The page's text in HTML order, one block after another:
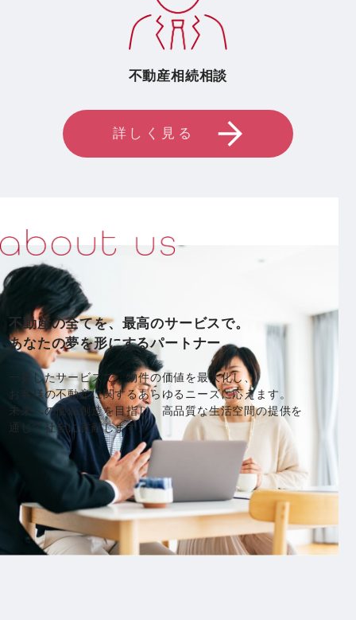
不動産相続相談
詳しく見る
不動産の全てを、最高のサービスで。
あなたの夢を形にするパートナー。
一貫したサービスで、物件の価値を最大化し、
お客様の不動産に関するあらゆるニーズに応えます。
未来への価値創造を目指し、高品質な生活空間の提供を
通じて社会に貢献します。